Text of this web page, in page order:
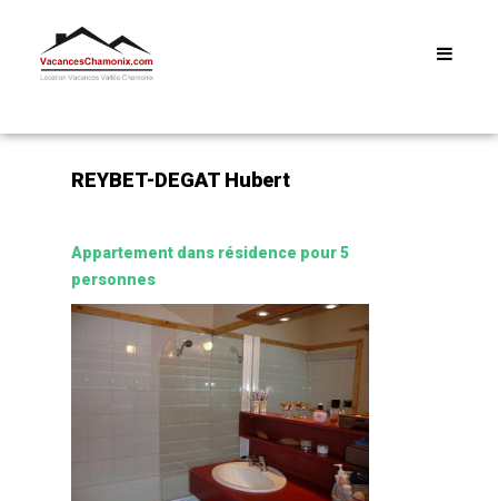
REYBET-DEGAT Hubert
Appartement dans résidence pour 5
personnes